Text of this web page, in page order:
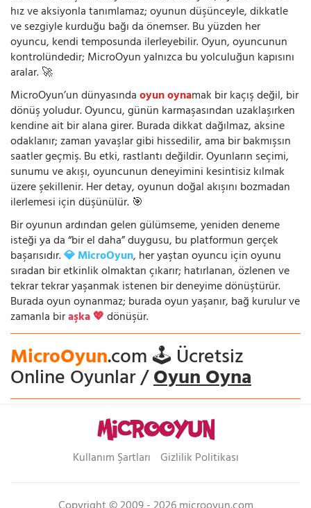
hız ve aksiyonla tanımlamaz; oyunun düşünceyle, dikkatle
ve sezgiyle kurduğu bağı da önemser. Bu yüzden her
oyuncu, kendi temposunda ilerleyebilir. Oyun, oyuncunun
kontrolündedir; MicroOyun yalnızca bu yolculuğun kapısını
aralar. 🚀
MicroOyun’un dünyasındaoyun oynamak bir kaçış değil, bir
dönüş yoludur. Oyuncu, günün karmaşasından uzaklaşırken
kendine ait bir alana girer. Burada dikkat dağılmaz, aksine
odaklanır; zaman yavaşlar gibi hissedilir, ama bir bakmışsın
saatler geçmiş. Bu etki, rastlantı değildir. Oyunların seçimi,
sunumu ve akışı, oyuncunun deneyimini kesintisiz kılmak
üzere şekillenir. Her detay, oyunun doğal akışını bozmadan
ilerlemesi için düşünülür. 🎯
Bir oyunun ardından gelen gülümseme, yeniden deneme
isteği ya da “bir el daha” duygusu, bu platformun gerçek
başarısıdır.💎 MicroOyun, her yaştan oyuncu için oyunu
sıradan bir etkinlik olmaktan çıkarır; hatırlanan, özlenen ve
tekrar tekrar yaşanmak istenen bir deneyime dönüştürür.
Burada oyun oynanmaz; burada oyun yaşanır, bağ kurulur ve
zamanla biraşka 💖dönüşür.
MicroOyun.com 🕹️ Ücretsiz
Online Oyunlar /Oyun Oyna
Kullanım Şartları Gizlilik Politikası